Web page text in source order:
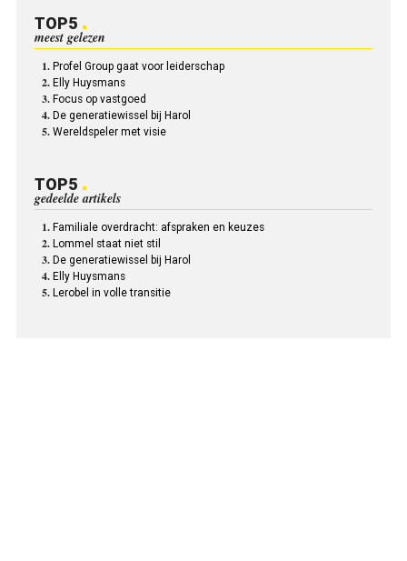
TOP5
meest gelezen
Profel Group gaat voor leiderschap
Elly Huysmans
Focus op vastgoed
De generatiewissel bij Harol
Wereldspeler met visie
TOP5
gedeelde artikels
Familiale overdracht: afspraken en keuzes
Lommel staat niet stil
De generatiewissel bij Harol
Elly Huysmans
Lerobel in volle transitie